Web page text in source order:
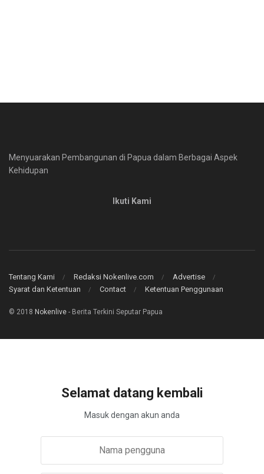
Menyuarakan Pembangunan di Papua dalam Berbagai Aspek
Kehidupan
Ikuti Kami
Tentang Kami Redaksi Nokenlive.com
Advertise
Syarat dan Ketentuan
Contact Ketentuan Penggunaan
© 2018 Nokenlive - Berita Terkini Seputar Papua
Selamat datang kembali
Masuk dengan akun anda